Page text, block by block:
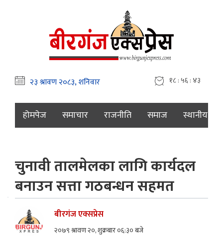
१८ : ५६ : ४४
होमपेज समाचार राजनीति समाज स्थानीय
चुनावी तालमेलका लागि कार्यदल
बनाउन सत्ता गठबन्धन सहमत
बीरगंज एक्सप्रेस
२०७९ श्रावण २०, शुक्रबार ०६:३० बजे